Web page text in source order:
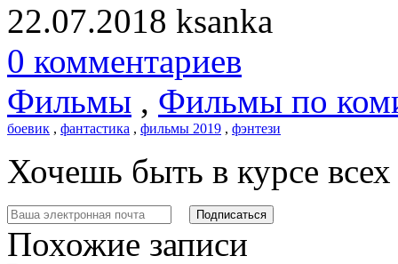
22.07.2018 ksanka
0 комментариев
Фильмы , Фильмы по
боевик , фантастика , фильмы 2019 , фэнтези
Хочешь быть в курсе
Похожие записи